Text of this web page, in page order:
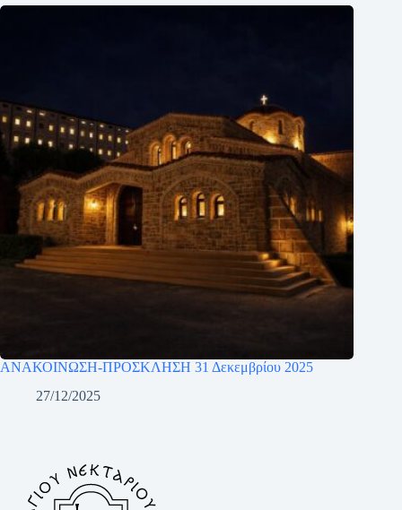
ΑΝΑΚΟΙΝΩΣΗ-ΠΡΟΣΚΛΗΣΗ 31 Δεκεμβρίου 2025
27/12/2025